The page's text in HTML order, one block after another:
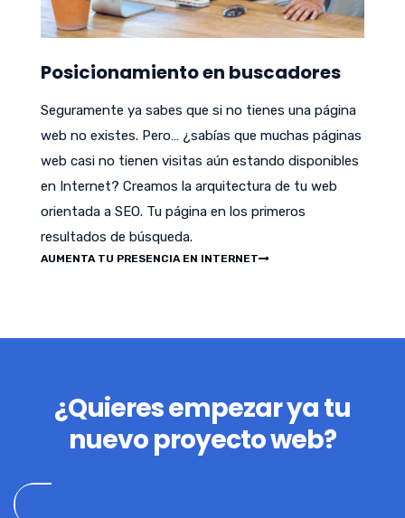
Posicionamiento en buscadores
Seguramente ya sabes que si no tienes una página
web no existes. Pero… ¿sabías que muchas páginas
web casi no tienen visitas aún estando disponibles
en Internet? Creamos la arquitectura de tu web
orientada a SEO. Tu página en los primeros
resultados de búsqueda.
AUMENTA TU PRESENCIA EN INTERNET
¿Quieres empezar ya tu
nuevo proyecto web?